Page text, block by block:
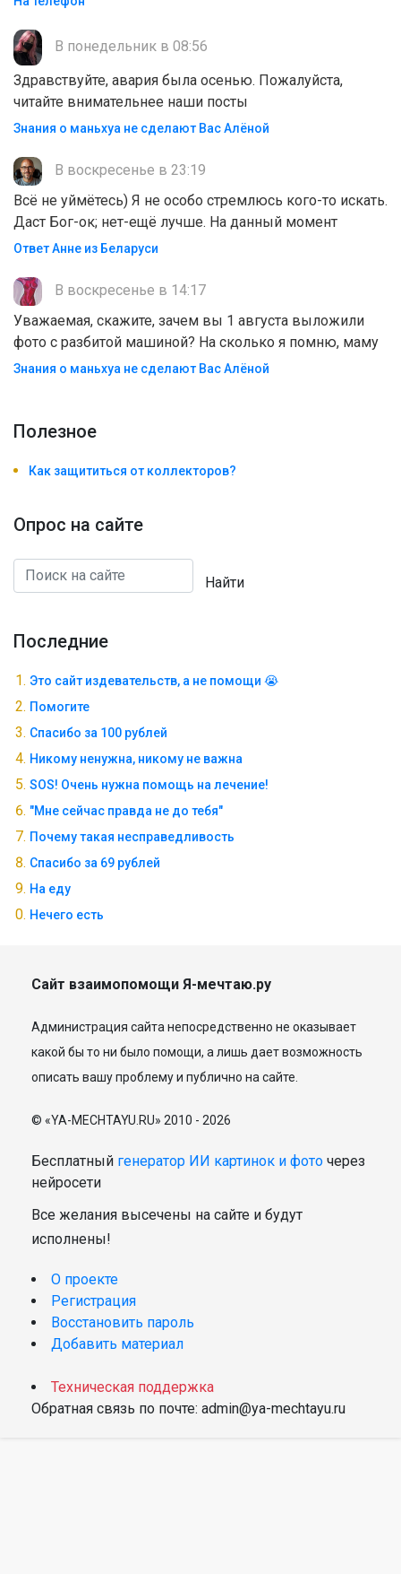
В понедельник в 08:56
Здравствуйте, авария была осенью. Пожалуйста,
читайте внимательнее наши посты
Знания о маньхуа не сделают Вас Алëной
В воскресенье в 23:19
Всё не уймётесь) Я не особо стремлюсь кого-то искать.
Даст Бог-ок; нет-ещё лучше. На данный момент
Ответ Анне из Беларуси
В воскресенье в 14:17
Уважаемая, скажите, зачем вы 1 августа выложили
фото с разбитой машиной? На сколько я помню, маму
Знания о маньхуа не сделают Вас Алëной
Полезноe
Как защититься от коллекторов?
Опрос на сайте
Найти
Последние
Это сайт издевательств, а не помощи 😭
Помогите
Спасибо за 100 рублей
Никому ненужна, никому не важна
SOS! Очень нужна помощь на лечение!
"Мне сейчас правда не до тебя"
Почему такая несправедливость
Спасибо за 69 рублей
На еду
Нечего есть
Сайт взаимопомощи Я-мечтаю.ру
Администрация сайта непосредственно не оказывает
какой бы то ни было помощи, а лишь дает возможность
описать вашу проблему и публично на сайте.
© «YA-MECHTAYU.RU» 2010 - 2026
Бесплатный генератор ИИ картинок и фото через
нейросети
Все желания высечены на сайте и будут
исполнены!
О проекте
Регистрация
Восстановить пароль
Добавить материал
Техническая поддержка
Обратная связь по почте: admin@ya-mechtayu.ru